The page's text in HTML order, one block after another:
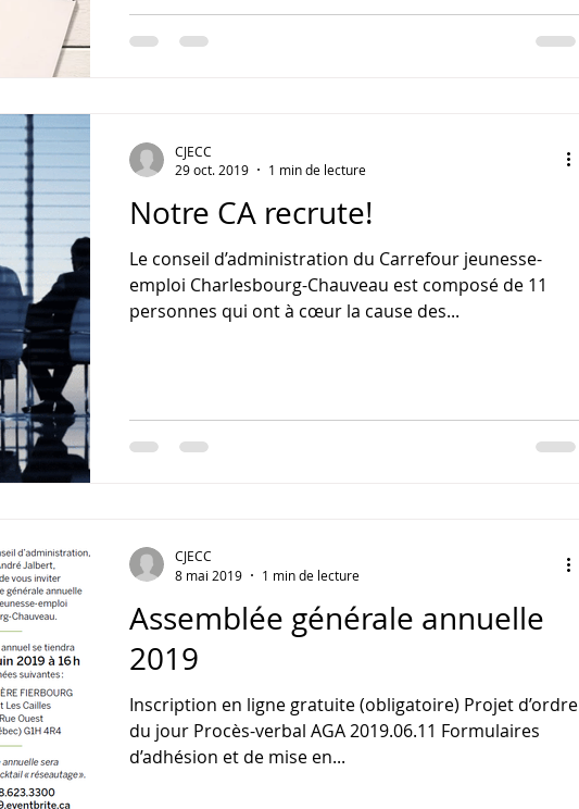
Notre CA recrute!
Le conseil d’administration du Carrefour jeunesse-
emploi Charlesbourg-Chauveau est composé de 11
personnes qui ont à cœur la cause des...
CJECC
29 oct. 2019
1 min de lecture
Assemblée générale annuelle
2019
Inscription en ligne gratuite (obligatoire) Projet d’ordre
du jour Procès-verbal AGA 2019.06.11 Formulaires
d’adhésion et de mise en...
CJECC
8 mai 2019
1 min de lecture